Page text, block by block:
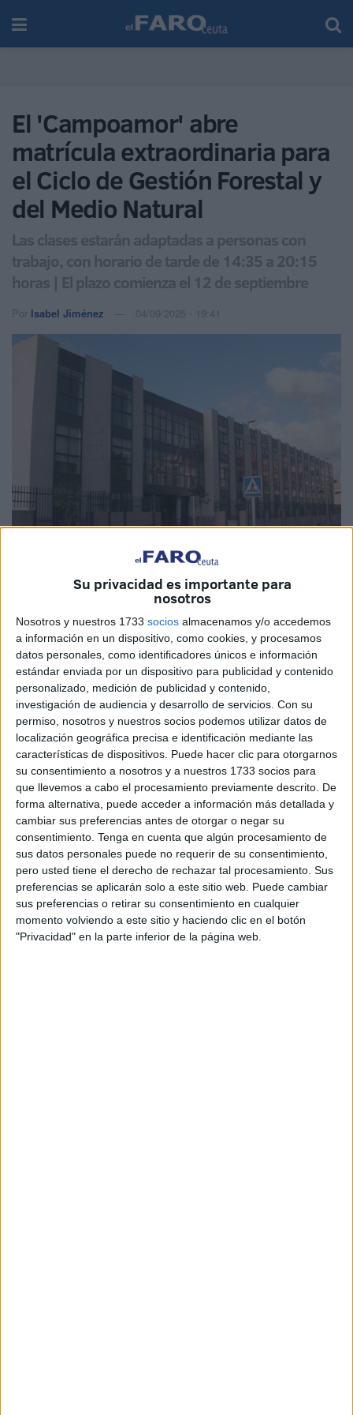
Su privacidad es importante para
nosotros
Nosotros y nuestros 1733 socios almacenamos y/o accedemos
a información en un dispositivo, como cookies, y procesamos
datos personales, como identificadores únicos e información
estándar enviada por un dispositivo para publicidad y contenido
personalizado, medición de publicidad y contenido,
investigación de audiencia y desarrollo de servicios. Con su
permiso, nosotros y nuestros socios podemos utilizar datos de
localización geográfica precisa e identificación mediante las
características de dispositivos. Puede hacer clic para otorgarnos
su consentimiento a nosotros y a nuestros 1733 socios para
que llevemos a cabo el procesamiento previamente descrito. De
forma alternativa, puede acceder a información más detallada y
cambiar sus preferencias antes de otorgar o negar su
consentimiento. Tenga en cuenta que algún procesamiento de
sus datos personales puede no requerir de su consentimiento,
pero usted tiene el derecho de rechazar tal procesamiento. Sus
preferencias se aplicarán solo a este sitio web. Puede cambiar
sus preferencias o retirar su consentimiento en cualquier
momento volviendo a este sitio y haciendo clic en el botón
"Privacidad" en la parte inferior de la página web.
El 'Campoamor' abre
matrícula extraordinaria para
el Ciclo de Gestión Forestal y
del Medio Natural
Las clases estarán adaptadas a personas con
trabajo, con horario de tarde de 14:35 a 20:15
horas | El plazo comienza el 12 de septiembre
Por Isabel Jiménez 04/09/2025 - 19:41
ElIES Clara Campoamorde Ceuta ha anunciado la
apertura del plazo extraordinario de matrícula para elCiclo
Formativo de Grado Superior en Gestión Forestal y del
Medio Natural, una titulación que ofrece oportunidades en
uno de los ámbitos con mayor proyección de futuro: la
sostenibilidad, la conservación y el aprovechamiento de
los recursos naturales.
La matriculación se realizará el12 de septiembre a partir
de las 8:00 horas, hasta agotar las plazas disponibles. El
criterio de admisión será por orden de llegada.
Clases adaptadas a personas
trabajadoras